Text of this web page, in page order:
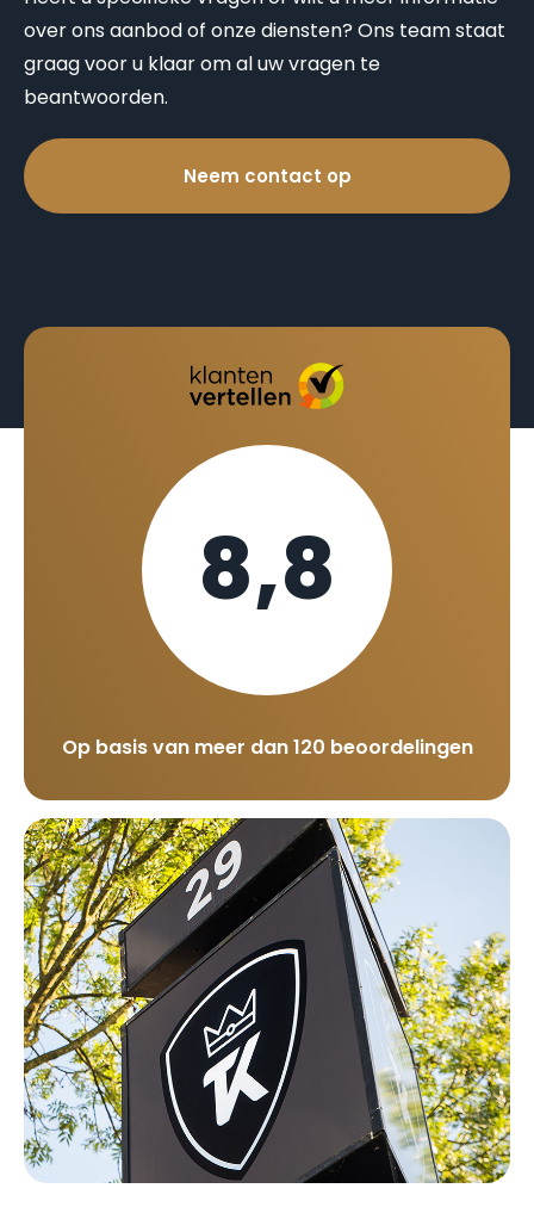
over ons aanbod of onze diensten? Ons team staat
graag voor u klaar om al uw vragen te
beantwoorden.
Neem contact op
8,8
Op basis van meer dan 120 beoordelingen